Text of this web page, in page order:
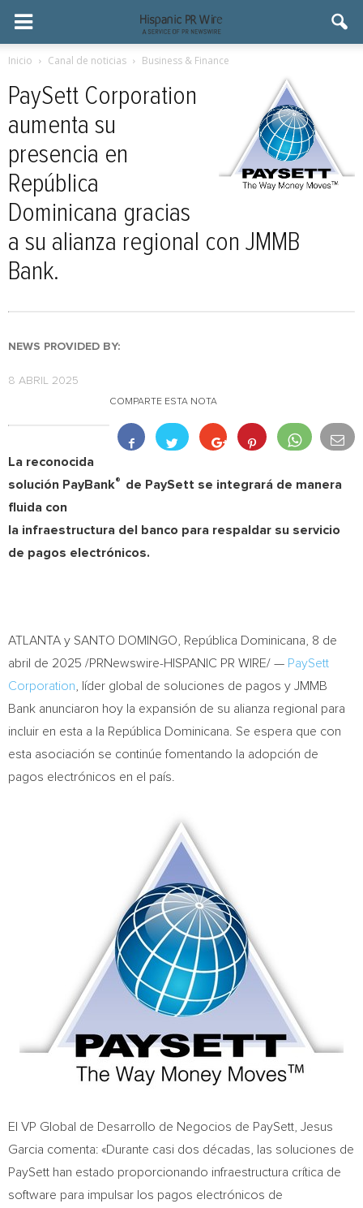
Inicio Canal de noticias Business & Finance
PaySett Corporation
aumenta su
presencia en
República
Dominicana gracias
a su alianza regional con JMMB
Bank.
NEWS PROVIDED BY:
8 ABRIL 2025
COMPARTE ESTA NOTA
La reconocida
solución PayBank® de PaySett se integrará de manera
fluida con
la infraestructura del banco para respaldar su servicio
de pagos electrónicos.
ATLANTA y SANTO DOMINGO , República Dominicana
8 de
abril de 2025 /PRNewswire-HISPANIC PR WIRE/ — PaySett
Corporation , líder global de soluciones de pagos y JMMB
Bank anunciaron hoy la expansión de su alianza regional para
incluir en esta a la República Dominicana. Se espera que con
esta asociación se continúe fomentando la adopción de
pagos electrónicos en el país.
El VP Global de Desarrollo de Negocios de PaySett, Jesus
Garcia comenta: «Durante casi dos décadas, las soluciones de
PaySett han estado proporcionando infraestructura crítica de
software para impulsar los pagos electrónicos de